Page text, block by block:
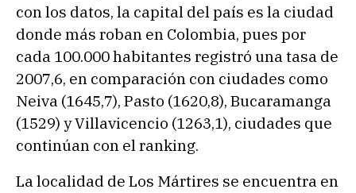
con los datos, la capital del país es la ciudad
donde más roban en Colombia, pues por
cada 100.000 habitantes registró una tasa de
2007,6, en comparación con ciudades como
Neiva (1645,7), Pasto (1620,8), Bucaramanga
(1529) y Villavicencio (1263,1), ciudades que
continúan con el ranking.
La localidad de Los Mártires se encuentra en